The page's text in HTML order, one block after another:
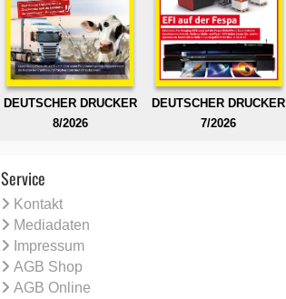
DEUTSCHER DRUCKER
8/2026
DEUTSCHER DRUCKER
7/2026
Service
Kontakt
Mediadaten
Impressum
AGB Shop
AGB Online